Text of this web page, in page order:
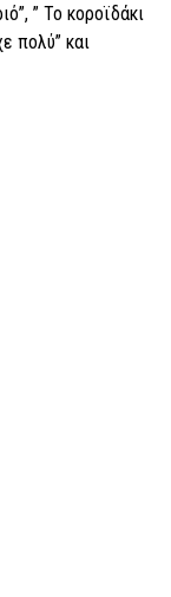
” Το κοροϊδάκι
πολύ” και